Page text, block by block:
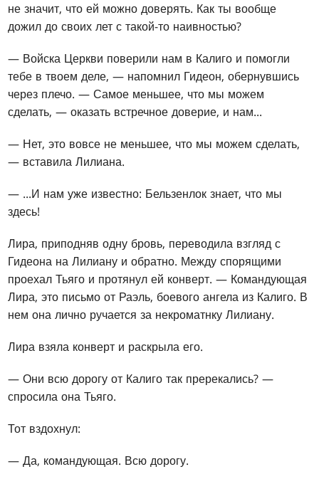
не значит, что ей можно доверять. Как ты вообще
дожил до своих лет с такой-то наивностью?
— Войска Церкви поверили нам в Калиго и помогли
тебе в твоем деле, — напомнил Гидеон, обернувшись
через плечо. — Самое меньшее, что мы можем
сделать, — оказать встречное доверие, и нам...
— Нет, это вовсе не меньшее, что мы можем сделать,
— вставила Лилиана.
— ...И нам уже известно: Бельзенлок знает, что мы
здесь!
Лира, приподняв одну бровь, переводила взгляд с
Гидеона на Лилиану и обратно. Между спорящими
проехал Тьяго и протянул ей конверт. — Командующая
Лира, это письмо от Раэль, боевого ангела из Калиго. В
нем она лично ручается за некроматнку Лилиану.
Лира взяла конверт и раскрыла его.
— Они всю дорогу от Калиго так пререкались? —
спросила она Тьяго.
Тот вздохнул:
— Да, командующая. Всю дорогу.